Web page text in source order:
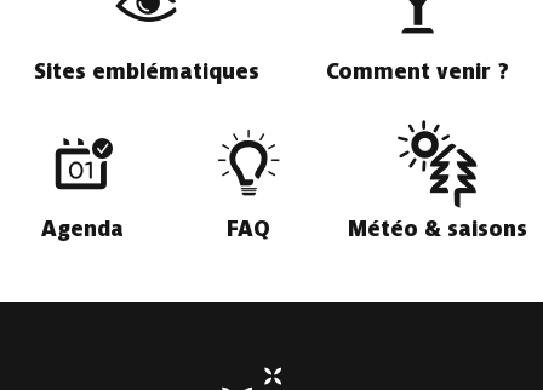
Sites emblématiques Comment venir ?
Agenda FAQ Météo & saisons